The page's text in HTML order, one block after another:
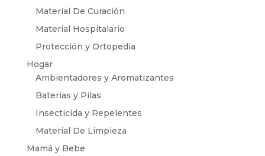
Material De Curación
Material Hospitalario
Protección y Ortopedia
Hogar
Ambientadores y Aromatizantes
Baterías y Pilas
Insecticida y Repelentes
Material De Limpieza
Mamá y Bebe